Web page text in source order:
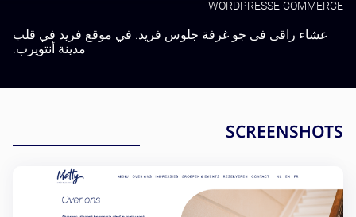
E-COMMERCE
WORDPRESS
عشاء راقى فى جو غرفة جلوس فريد. في موقع فريد في قلب
مدينة أنتويرب.
SCREENSHOTS